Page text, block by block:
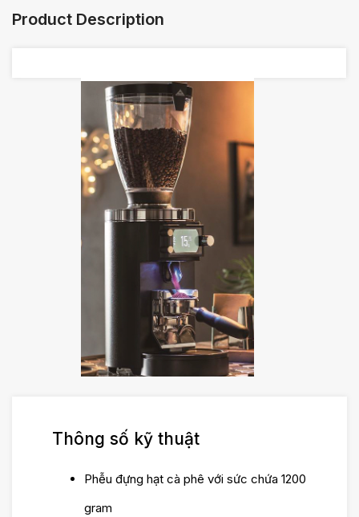
Product Description
Thông số kỹ thuật
Phễu đựng hạt cà phê với sức chứa 1200
gram